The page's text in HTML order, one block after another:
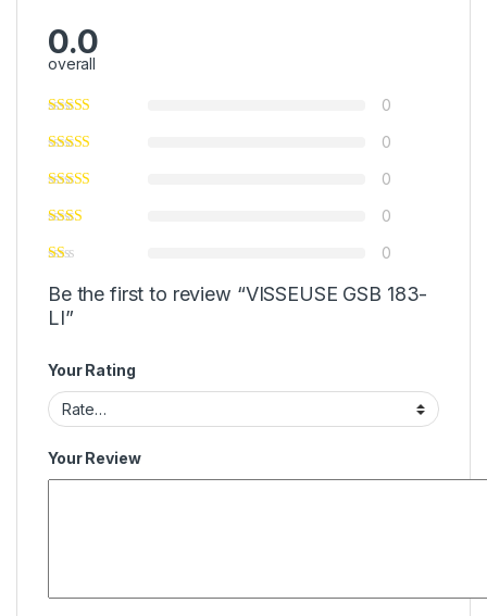
0.0
overall
0
0
0
0
0
Be the first to review “VISSEUSE GSB 183-
LI”
Your Rating
Your Review